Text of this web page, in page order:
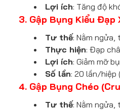
Lợi ích: Tăng độ
3. Gập Bụng Kiểu
Tư thế: Nằm ngửa,
Thực hiện: Đạp
Lợi ích: Giảm mỡ
Số lần: 20 lần/hiệp
4. Gập Bụng Chéo
Tư thế: Nằm ngửa,